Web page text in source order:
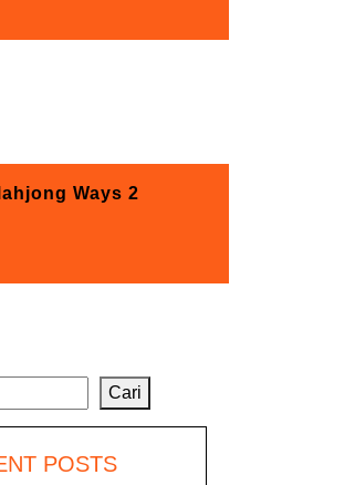
Ways 2
Cari
POSTS